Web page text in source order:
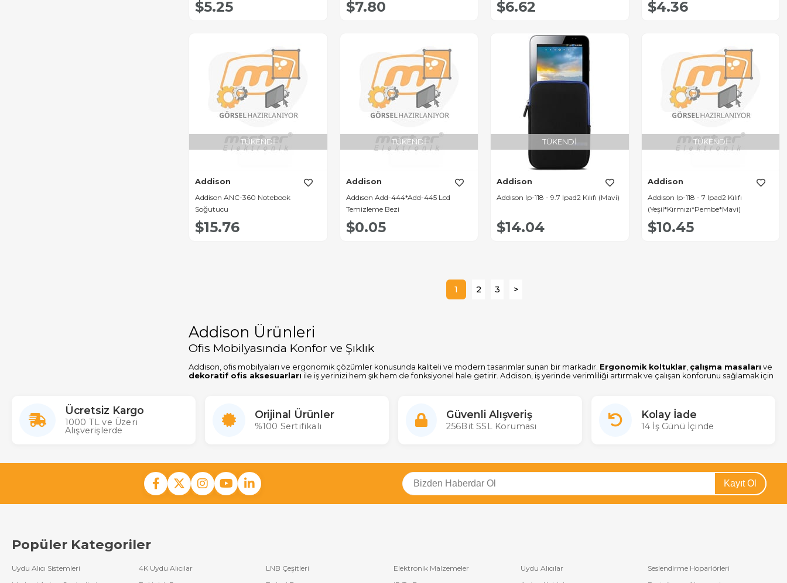
$5.25 $7.80 $6.62 $4.36
TÜKENDI
Addison
Addison ANC-360 Notebook
Soğutucu
$15.76
TÜKENDI
Addison
Addıson Add-444*Add-445 Lcd
Temizleme Bezi
$0.05
TÜKENDI
Addison
Addıson Ip-118 - 9.7 Ipad2 Kılıfı (Mavi)
$14.04
TÜKENDI
Addison
Addıson Ip-118 - 7 Ipad2 Kılıfı
(Yeşil*Kırmızı*Pembe*Mavi)
$10.45
1 2 3 >
Addison Ürünleri
Ofis Mobilyasında Konfor ve Şıklık
Addison, ofis mobilyaları ve ergonomik çözümler konusunda kaliteli ve modern tasarımlar sunan bir markadır. Ergonomik koltuklar çalışma masaları ve
dekoratif ofis aksesuarları ile iş yerinizi hem şık hem de fonksiyonel hale getirir. Addison, iş yerinde verimliliği artırmak ve çalışan konforunu sağlamak için
mobilyalarla ofisinize prestij katın. Addison ile daha rahat bir çalışma ortamı yaratın!
Ücretsiz Kargo
1000 TL ve Üzeri
Alışverişlerde
Orijinal Ürünler
%100 Sertifikalı
Güvenli Alışveriş
256Bit SSL Koruması
Kolay İade
14 İş Günü İçinde
Kayıt Ol
Popüler Kategoriler
Uydu Alıcı Sistemleri 4K Uydu Alıcılar LNB Çeşitleri Elektronik Malzemeler Uydu Alıcılar
Seslendirme Hoparlörleri